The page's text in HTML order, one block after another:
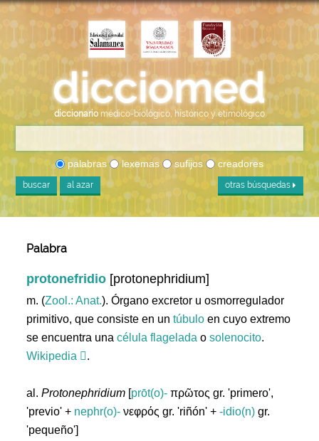
diccionario médico-biológico, histórico y etimológico
palabras lexemas sufijos creadores
buscar al azar otras búsquedas
Palabra
protonefridio [protonephridium]
m. (Zool.: Anat.). Órgano excretor u osmorregulador
primitivo, que consiste en untúbulo en cuyo extremo
se encuentra unacélula flagelada osolenocito.
Wikipedia
.
al.Protonephridium [prōt(o)- πρῶτος gr. 'primero',
'previo' + nephr(o)- νεφρός gr. 'riñón' +-idio(n) gr.
'pequeño']